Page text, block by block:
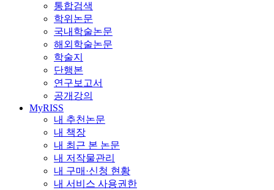
통합검색
학위논문
국내학술논문
해외학술논문
학술지
단행본
연구보고서
공개강의
MyRISS
내 추천논문
내 책장
내 최근 본 논문
내 저작물관리
내 구매·신청 현황
내 서비스 사용권한